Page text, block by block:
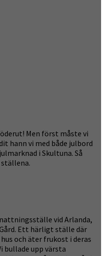
Men först måste vi
hann vi med både julbord
i Skultuna. Så
vid Arlanda,
Ett härligt ställe där
och äter frukost i deras
bullade upp värsta